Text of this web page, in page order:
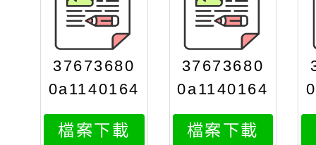
37673680
0a1140164
298attach
1
檔案下載
37673680
0a1140164
298attach
2
檔案下載